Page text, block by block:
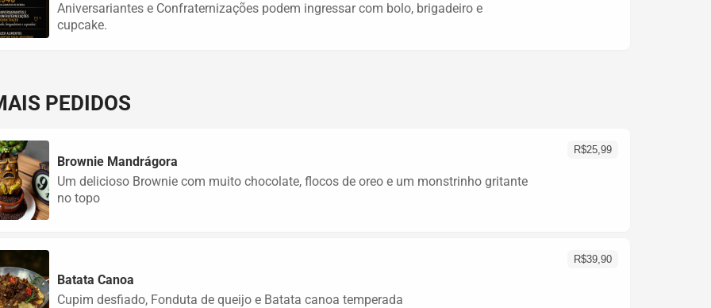
Aniversariantes e Confraternizações podem ingressar com bolo, brigadeiro e
cupcake.
PEDIDOS
R$25,99
Brownie Mandrágora
Um delicioso Brownie com muito chocolate, flocos de oreo e um monstrinho gritante
no topo
R$39,90
Batata Canoa
Cupim desfiado, Fonduta de queijo e Batata canoa temperada